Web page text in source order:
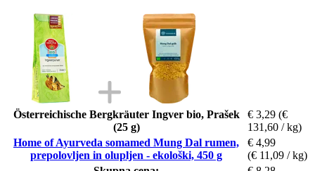
Österreichische Bergkräuter Ingver bio, Prašek
(25 g)
€ 3,29 (€
131,60 / kg)
Home of Ayurveda somamed Mung Dal rumen,
prepolovljen in olupljen - ekološki, 450 g
€ 4,99
(€ 11,09 / kg)